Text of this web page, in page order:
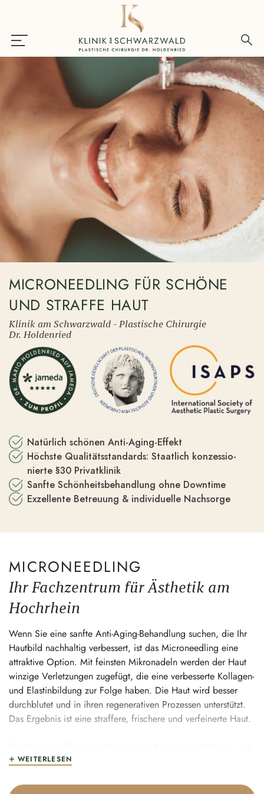
MICRONEEDLING FÜR SCHÖNE
UND STRAFFE HAUT
Klinik am Schwarzwald - Plastische Chirurgie
Dr. Holdenried
Natürlich schönen Anti-Aging-Effekt
Höchste Quali­täts­stan­dards: Staatlich konzes­sio­
nierte §30 Privat­klinik
Sanfte Schön­heits­be­handlung ohne Downtime
Exzel­lente Betreuung & indivi­duelle Nachsorge
MICRONEEDLING
Ihr Fachzentrum für Ästhetik am
Hochrhein
Wenn Sie eine sanfte Anti-Aging-Behandlung suchen, die Ihr
Hautbild nachhaltig verbessert, ist das Micro­needling eine
attraktive Option. Mit feinsten Mikro­nadeln werden der Haut
winzige Verlet­zungen zugefügt, die eine verbes­serte Kollagen-
und Elast­in­bildung zur Folge haben. Die Haut wird besser
durch­blutet und in ihren regene­ra­tiven Prozessen unter­stützt.
Das Ergebnis ist eine straffere, frischere und verfei­nerte Haut.
Fältchen wirken, aber auch gegen Sonnen­schäden,
Hautbild. Der große Vorteil besteht in der guten Verträg­
WEITERLESEN